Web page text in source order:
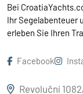
Bei
Ihr Segelabenteuer
erleben Sie Ihren
Facebook
Revoluční